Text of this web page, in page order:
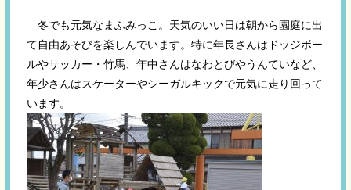
冬でも元気なまふみっこ。天気のいい日は朝から園庭に出
て自由あそびを楽しんでいます。特に年長さんはドッジボー
ルやサッカー・竹馬、年中さんはなわとびやうんていなど、
年少さんはスケーターやシーガルキックで元気に走り回って
います。